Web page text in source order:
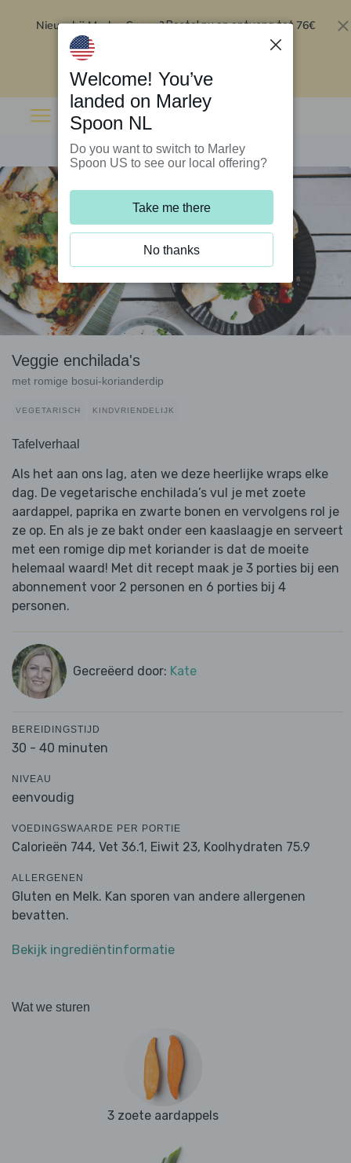
Nieuw bij Marley Spoon?Bestel nu en ontvang tot 76€
Veggie enchilada's
met romige bosui-korianderdip
VEGETARISCH KINDVRIENDELIJK
Tafelverhaal
Als het aan ons lag, aten we deze heerlijke wraps elke
dag. De vegetarische enchilada’s vul je met zoete
aardappel, paprika en zwarte bonen en vervolgens rol je
ze op. En als je ze bakt onder een kaaslaagje en serveert
met een romige dip met koriander is dat de moeite
helemaal waard! Met dit recept maak je 3 porties bij een
abonnement voor 2 personen en 6 porties bij 4
personen.
Gecreëerd door: Kate
BEREIDINGSTIJD
30 - 40 minuten
NIVEAU
eenvoudig
VOEDINGSWAARDE PER PORTIE
Calorieën 744, Vet 36.1, Eiwit 23, Koolhydraten 75.9
ALLERGENEN
Gluten en Melk. Kan sporen van andere allergenen
bevatten.
Bekijk ingrediëntinformatie
Wat we sturen
3 zoete aardappels
Welcome! You’ve
landed on Marley
Spoon NL
Do you want to switch to Marley
Spoon US to see our local offering?
Take me there
No thanks